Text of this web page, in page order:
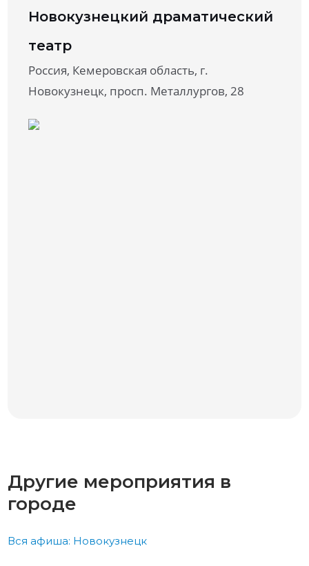
Новокузнецкий драматический
театр
Россия, Кемеровская область, г.
Новокузнецк, просп. Металлургов, 28
Другие мероприятия в
городе
Вся афиша: Новокузнецк